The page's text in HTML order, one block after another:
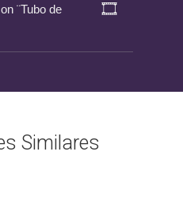
¨Tubo de
Similares